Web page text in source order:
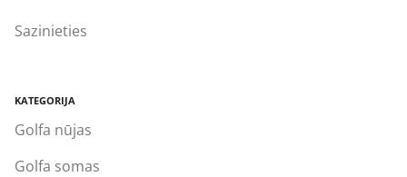
Sazinieties
KATEGORIJA
Golfa nūjas
Golfa somas